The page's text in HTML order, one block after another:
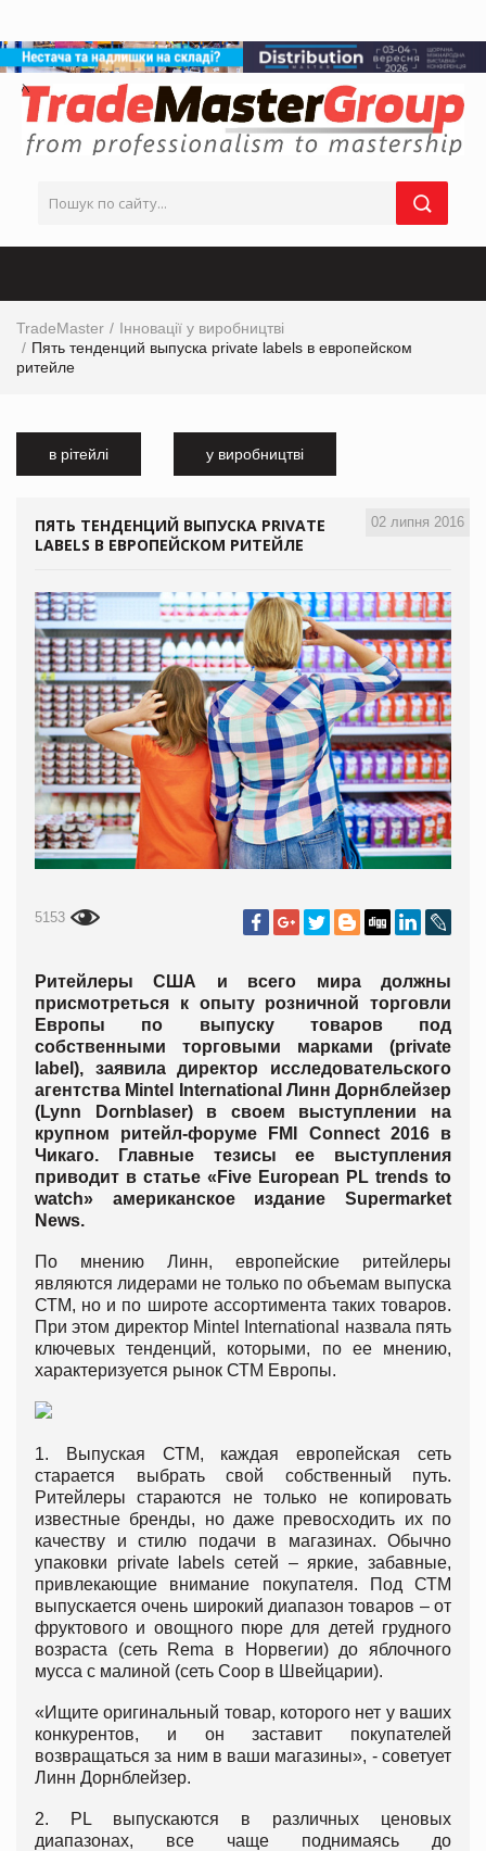
TradeMaster
Інновації у виробництві
Пять тенденций выпуска private labels в европейском
ритейле
в рітейлі у виробництві
02 липня 2016
ПЯТЬ ТЕНДЕНЦИЙ ВЫПУСКА PRIVATE
LABELS В ЕВРОПЕЙСКОМ РИТЕЙЛЕ
5153
Ритейлеры США и всего мира должны
присмотреться к опыту розничной торговли
Европы по выпуску товаров под
собственными торговыми марками (private
label), заявила директор исследовательского
агентства Mintel International Линн Дорнблейзер
(Lynn Dornblaser) в своем выступлении на
крупном ритейл-форуме FMI Connect 2016 в
Чикаго. Главные тезисы ее выступления
приводит в статье «Five European PL trends to
watch» американское издание Supermarket
News.
По мнению Линн, европейские ритейлеры
являются лидерами не только по объемам выпуска
СТМ, но и по широте ассортимента таких товаров.
При этом директор Mintel International назвала пять
ключевых тенденций, которыми, по ее мнению,
характеризуется рынок СТМ Европы.
1. Выпуская СТМ, каждая европейская сеть
старается выбрать свой собственный путь.
Ритейлеры стараются не только не копировать
известные бренды, но даже превосходить их по
качеству и стилю подачи в магазинах. Обычно
упаковки private labels сетей – яркие, забавные,
привлекающие внимание покупателя. Под СТМ
выпускается очень широкий диапазон товаров – от
фруктового и овощного пюре для детей грудного
возраста (сеть Rema в Норвегии) до яблочного
мусса с малиной (сеть Coop в Швейцарии).
«Ищите оригинальный товар, которого нет у ваших
конкурентов, и он заставит покупателей
возвращаться за ним в ваши магазины», - советует
Линн Дорнблейзер.
2. PL выпускаются в различных ценовых
диапазонах, все чаще поднимаясь до